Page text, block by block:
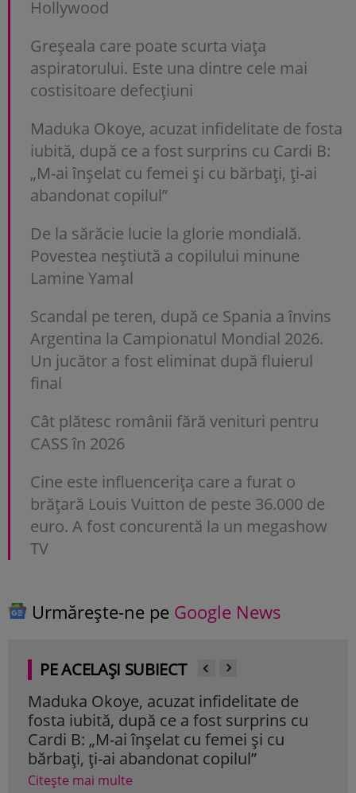
Hollywood
Greșeala care poate scurta viața
aspiratorului. Este una dintre cele mai
costisitoare defecțiuni
Maduka Okoye, acuzat infidelitate de fosta
iubită, după ce a fost surprins cu Cardi B:
„M-ai înșelat cu femei și cu bărbați, ți-ai
abandonat copilul”
De la sărăcie lucie la glorie mondială.
Povestea neștiută a copilului minune
Lamine Yamal
Scandal pe teren, după ce Spania a învins
Argentina la Campionatul Mondial 2026.
Un jucător a fost eliminat după fluierul
final
Cât plătesc românii fără venituri pentru
CASS în 2026
Cine este influencerița care a furat o
brățară Louis Vuitton de peste 36.000 de
euro. A fost concurentă la un megashow
TV
Urmărește-ne pe Google News
PE ACELAȘI SUBIECT
Maduka Okoye, acuzat infidelitate de
fosta iubită, după ce a fost surprins cu
Cardi B: „M-ai înșelat cu femei și cu
bărbați, ți-ai abandonat copilul”
Citește mai multe